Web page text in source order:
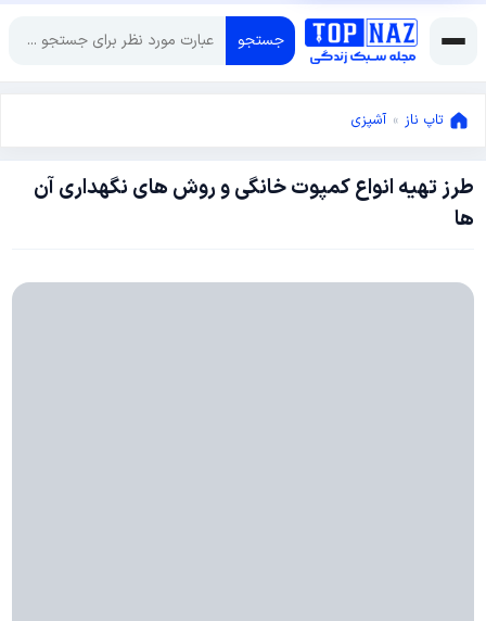
جستجو
تاپ ناز » آشپزی
طرز تهیه انواع کمپوت خانگی و روش های نگهداری آن
ها
سپتامبر
23,